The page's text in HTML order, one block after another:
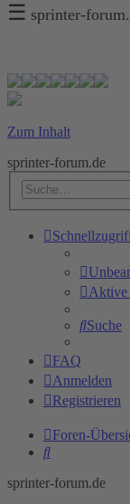
☰ sprinter-
Zum Inhalt
sprinter-forum.de
Aktive
Suche
FAQ
Anmelden
Registrieren
Foren-
Suche
sprinter-forum.de